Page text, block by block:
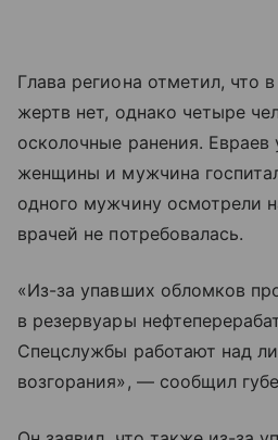
Глава региона отметил, что
жертв нет, однако четыре
осколочные ранения. Евраев
женщины и мужчина
одного мужчину осмотрели
врачей не потребовалась.
«Из-за упавших обломков
в резервуары
Спецслужбы работают над
возгорания», — сообщил